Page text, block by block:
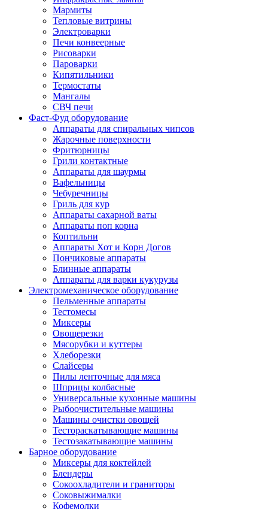
Мармиты
Тепловые витрины
Электроварки
Печи конвеерные
Рисоварки
Пароварки
Кипятильники
Термостаты
Мангалы
СВЧ печи
Фаст-Фуд оборудование
Аппараты для спиральных чипсов
Жарочные поверхности
Фритюрницы
Грили контактные
Аппараты для шаурмы
Вафельницы
Чебуречницы
Гриль для кур
Аппараты сахарной ваты
Аппараты поп корна
Коптильни
Аппараты Хот и Корн Догов
Пончиковые аппараты
Блинные аппараты
Аппараты для варки кукурузы
Электромеханическое оборудование
Пельменные аппараты
Тестомесы
Миксеры
Овощерезки
Мясорубки и куттеры
Хлеборезки
Слайсеры
Пилы ленточные для мяса
Шприцы колбасные
Универсальные кухонные машины
Рыбоочистительные машины
Машины очистки овощей
Тестораскатывающие машины
Тестозакатывающие машины
Барное оборудование
Миксеры для коктейлей
Блендеры
Сокоохладители и граниторы
Соковыжималки
Кофемолки